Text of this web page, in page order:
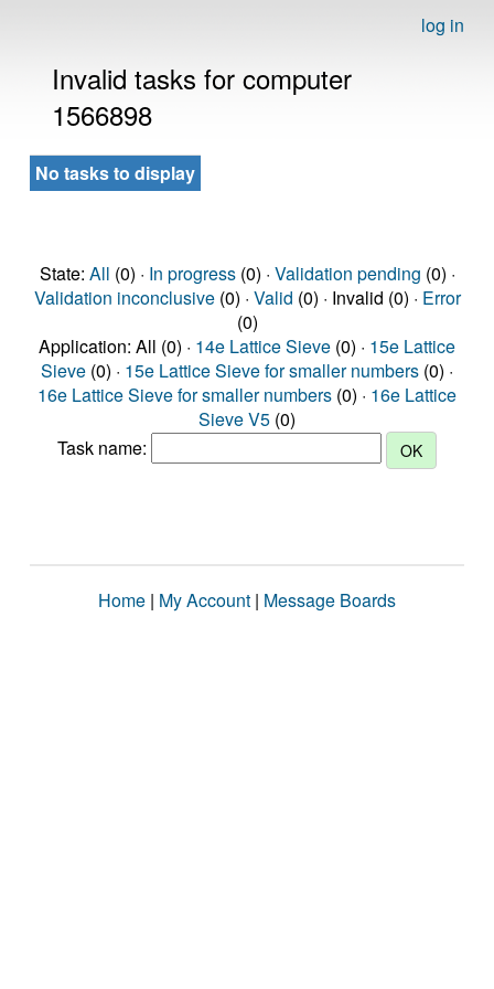
log in
Invalid tasks for computer
1566898
No tasks to display
State: All (0) · In progress(0) · Validation pending (0) ·
Validation inconclusive(0) · Valid (0) · Invalid (0) · Error
(0)
Application: All (0) · 14e Lattice Sieve (0) · 15e Lattice
Sieve (0) · 15e Lattice Sieve for smaller numbers (0) ·
16e Lattice Sieve for smaller numbers (0) · 16e Lattice
Sieve V5 (0)
Task name:
Home | My Account | Message Boards